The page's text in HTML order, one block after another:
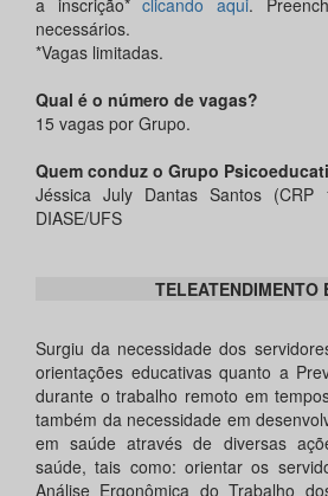
a inscrição*clicando aqui.
necessários.
*Vagas limitadas.
Qual é o número de vagas?
15 vagas por Grupo.
Quem conduz o Grupo
Jéssica July Dantas Santos (CRP
DIASE/UFS
TELEATENDIMENTO
Surgiu da necessidade dos
orientações educativas quanto a
durante o trabalho remoto em
também da necessidade em
em saúde através de diversas
saúde, tais como: orientar os
Análise Ergonômica do Trabalho